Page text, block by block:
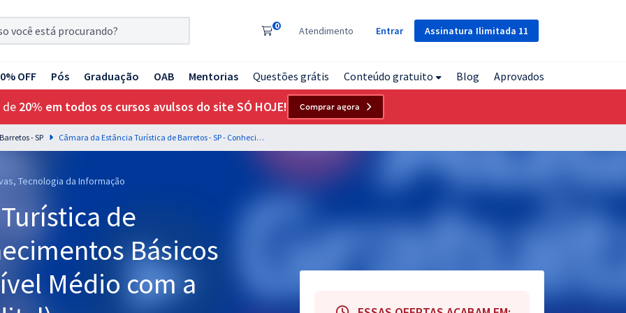
Assinatura Ilimitada 11
0 Atendimento Entrar
OFF Pós Graduação OAB Mentorias Questões grátis Conteúdo gratuito Blog Aprovados
de 20% em todos os cursos avulsos do site SÓ HOJE! Comprar agora
- SP Câmara da Estância Turística de Barretos - SP - Conhecimentos Básicos para os Cargos de Nível Médio com a Equipe Gran (Pós-Edital)
Tecnologia da Informação
de
Básicos
Médio com a